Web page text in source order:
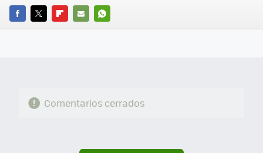
FACEBOOK
TWITTERFLIPBOARD
E-
WHATSAPP
Comentarios cerrados